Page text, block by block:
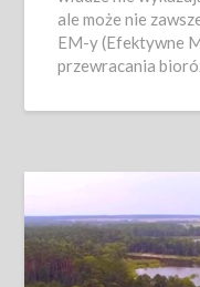
ale może nie
EM-y (Efektywne
przewracania